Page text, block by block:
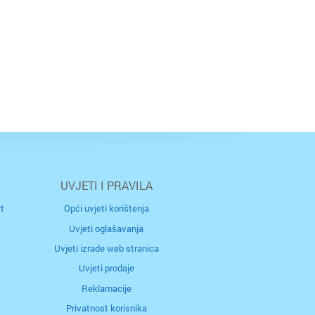
UVJETI I PRAVILA
Opći uvjeti korištenja
Uvjeti oglašavanja
Uvjeti izrade web stranica
Uvjeti prodaje
Reklamacije
Privatnost korisnika